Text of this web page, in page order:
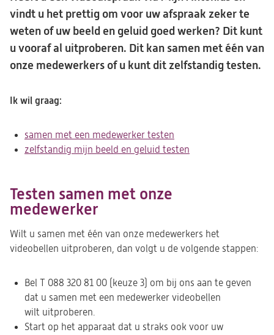
vindt u het prettig om voor uw afspraak zeker te
weten of uw beeld en geluid goed werken? Dit kunt
u vooraf al uitproberen. Dit kan samen met één van
onze medewerkers of u kunt dit zelfstandig testen.
Ik wil graag:
samen met een medewerker testen
zelfstandig mijn beeld en geluid testen
Testen samen met onze
medewerker
Wilt u samen met één van onze medewerkers het
videobellen uitproberen, dan volgt u de volgende stappen:
Bel T 088 320 81 00 (keuze 3) om bij ons aan te geven
dat u samen met een medewerker videobellen
wilt uitproberen.
Start op het apparaat dat u straks ook voor uw